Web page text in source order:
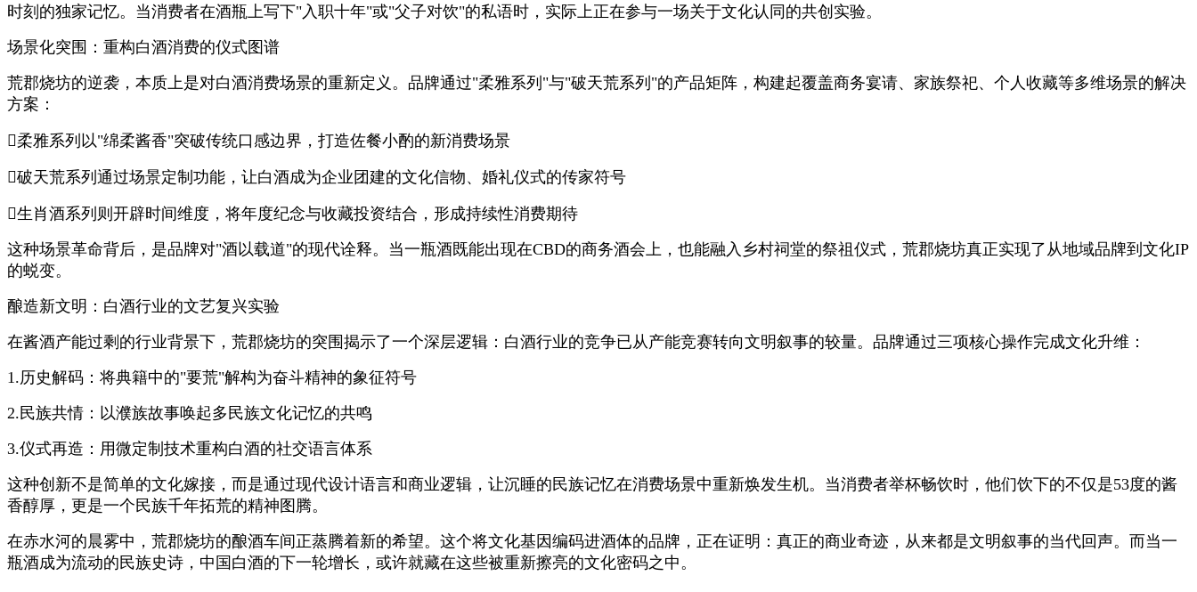
时刻的独家记忆。当消费者在酒瓶上写下"入职十年"或"父子对饮"的私语时，实际上正在参与一场关于文化认同的共创实验。
场景化突围：重构白酒消费的仪式图谱
荒郡烧坊的逆袭，本质上是对白酒消费场景的重新定义。品牌通过"柔雅系列"与"破天荒系列"的产品矩阵，构建起覆盖商务宴请、家族祭祀、个人收藏等多维场景的解决
方案：
柔雅系列以"绵柔酱香"突破传统口感边界，打造佐餐小酌的新消费场景
破天荒系列通过场景定制功能，让白酒成为企业团建的文化信物、婚礼仪式的传家符号
生肖酒系列则开辟时间维度，将年度纪念与收藏投资结合，形成持续性消费期待
这种场景革命背后，是品牌对"酒以载道"的现代诠释。当一瓶酒既能出现在CBD的商务酒会上，也能融入乡村祠堂的祭祖仪式，荒郡烧坊真正实现了从地域品牌到文化IP
的蜕变。
酿造新文明：白酒行业的文艺复兴实验
在酱酒产能过剩的行业背景下，荒郡烧坊的突围揭示了一个深层逻辑：白酒行业的竞争已从产能竞赛转向文明叙事的较量。品牌通过三项核心操作完成文化升维：
1.历史解码：将典籍中的"要荒"解构为奋斗精神的象征符号
2.民族共情：以濮族故事唤起多民族文化记忆的共鸣
3.仪式再造：用微定制技术重构白酒的社交语言体系
这种创新不是简单的文化嫁接，而是通过现代设计语言和商业逻辑，让沉睡的民族记忆在消费场景中重新焕发生机。当消费者举杯畅饮时，他们饮下的不仅是53度的酱
香醇厚，更是一个民族千年拓荒的精神图腾。
在赤水河的晨雾中，荒郡烧坊的酿酒车间正蒸腾着新的希望。这个将文化基因编码进酒体的品牌，正在证明：真正的商业奇迹，从来都是文明叙事的当代回声。而当一
瓶酒成为流动的民族史诗，中国白酒的下一轮增长，或许就藏在这些被重新擦亮的文化密码之中。